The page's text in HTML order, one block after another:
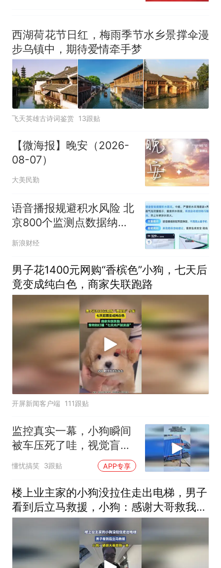
西湖荷花节日红，梅雨季节水乡景撑伞漫
步乌镇中，期待爱情牵手梦
飞天英雄古诗词鉴赏 13跟贴
【微海报】晚安（2026-
08-07）
大美民勤
语音播报规避积水风险 北
京800个监测点数据纳入
高德导航
新浪财经
男子花1400元网购“香槟色”小狗，七天后
竟变成纯白色，商家失联跑路
开屏新闻客户端 111跟贴
监控真实一幕，小狗瞬间
被车压死了哇，视觉盲区
危害很大
懂忧搞笑 3跟贴 APP专享
楼上业主家的小狗没拉住走出电梯，男子
看到后立马救援，小狗：感谢大哥救我一
命